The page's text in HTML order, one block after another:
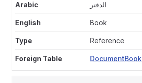
الدفتر
Book
Reference
DocumentBook